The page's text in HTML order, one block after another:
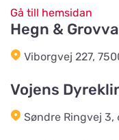
Testrupvej 59
Hjerterummet /
Jernbanegade 52
Gå till hemsidan
Hegn &
Viborgvej 227,
Vojens
Søndre Ringvej 3,